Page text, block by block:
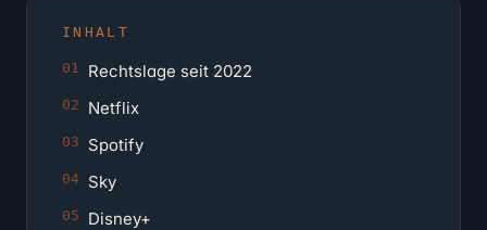
INHALT
Rechtslage seit 2022
Netflix
Spotify
Sky
Disney+